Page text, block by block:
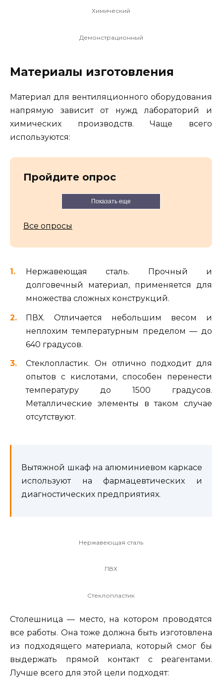
Химический
Демонстрационный
Материалы изготовления
Материал для вентиляционного оборудования
напрямую зависит от нужд лабораторий и
химических производств. Чаще всего
используются:
Пройдите опрос
Показать еще
Все опросы
Нержавеющая сталь. Прочный и
долговечный материал, применяется для
множества сложных конструкций.
ПВХ. Отличается небольшим весом и
неплохим температурным пределом — до
640 градусов.
Стеклопластик. Он отлично подходит для
опытов с кислотами, способен перенести
температуру до 1500 градусов.
Металлические элементы в таком случае
отсутствуют.
Вытяжной шкаф на алюминиевом каркасе
используют на фармацевтических и
диагностических предприятиях.
Нержавеющая сталь
ПВХ
Стеклопластик
Столешница — место, на котором проводятся
все работы. Она тоже должна быть изготовлена
из подходящего материала, который смог бы
выдержать прямой контакт с реагентами.
Лучше всего для этой цели подходят: